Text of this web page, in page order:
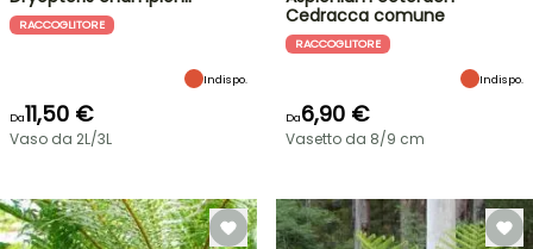
RACCOGLITORE
Indispo.
Da11,50 €
Vaso da 2L/3L
Cedracca comune
RACCOGLITORE
Indispo.
Da6,90 €
Vasetto da 8/9 cm